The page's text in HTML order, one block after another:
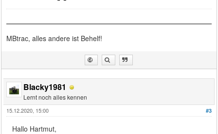
MBtrac, alles andere ist Behelf!
Blacky1981
Lernt noch alles kennen
#3
15.12.2020, 15:00
Hallo Hartmut,